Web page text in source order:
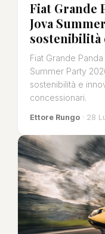
Fiat Grande
Jova
sostenibilità
Fiat Grande
Summer Party
sostenibilità e
concessionari.
Ettore Rungo · 28